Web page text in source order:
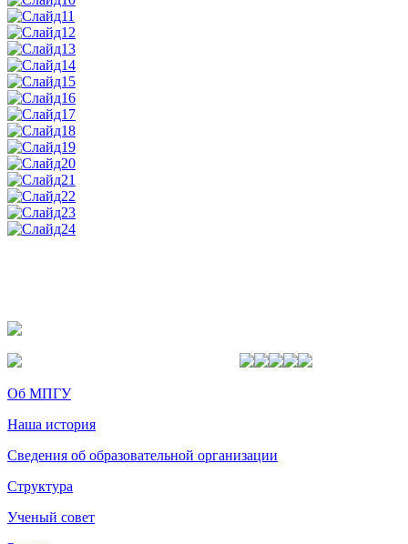
Об МПГУ
Наша история
Сведения об образовательной организации
Структура
Ученый совет